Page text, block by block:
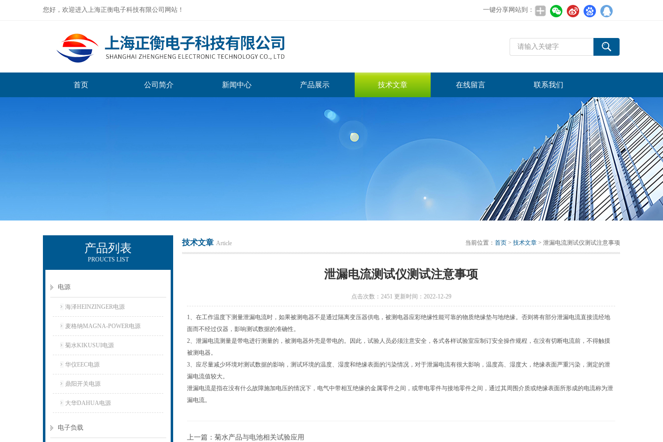
您好，欢迎进入上海正衡电子科技有限公司网站！ 一键分享网站到：
首页 公司简介 新闻中心 产品展示 技术文章 在线留言 联系我们
产品列表
PROUCTS LIST
电源
海泽HEINZINGER电源
麦格纳MAGNA-POWER电源
菊水KIKUSUI电源
华仪EEC电源
鼎阳开关电源
大华DAHUA电源
电子负载
技术文章 Article 当前位置： 首页 > 技术文章 > 泄漏电流测试仪测试注意事项
泄漏电流测试仪测试注意事项
点击次数：2451 更新时间：2022-12-29
1、在工作温度下测量泄漏电流时，如果被测电器不是通过隔离变压器供电，被测电器应彩绝缘性能可靠的物质绝缘垫与地绝缘。否则将有部分泄漏电流直接流经地
面而不经过仪器，影响测试数据的准确性。
2、泄漏电流测量是带电进行测量的，被测电器外壳是带电的。因此，试验人员必须注意安全，各式各样试验室应制订安全操作规程，在没有切断电流前，不得触摸
被测电器。
3、应尽量减少环境对测试数据的影响，测试环境的温度、湿度和绝缘表面的污染情况，对于泄漏电流有很大影响，温度高、湿度大，绝缘表面严重污染，测定的泄
漏电流值较大。
泄漏电流是指在没有什么故障施加电压的情况下，电气中带相互绝缘的金属零件之间，或带电零件与接地零件之间，通过其周围介质或绝缘表面所形成的电流称为泄
漏电流。
上一篇： 菊水产品与电池相关试验应用